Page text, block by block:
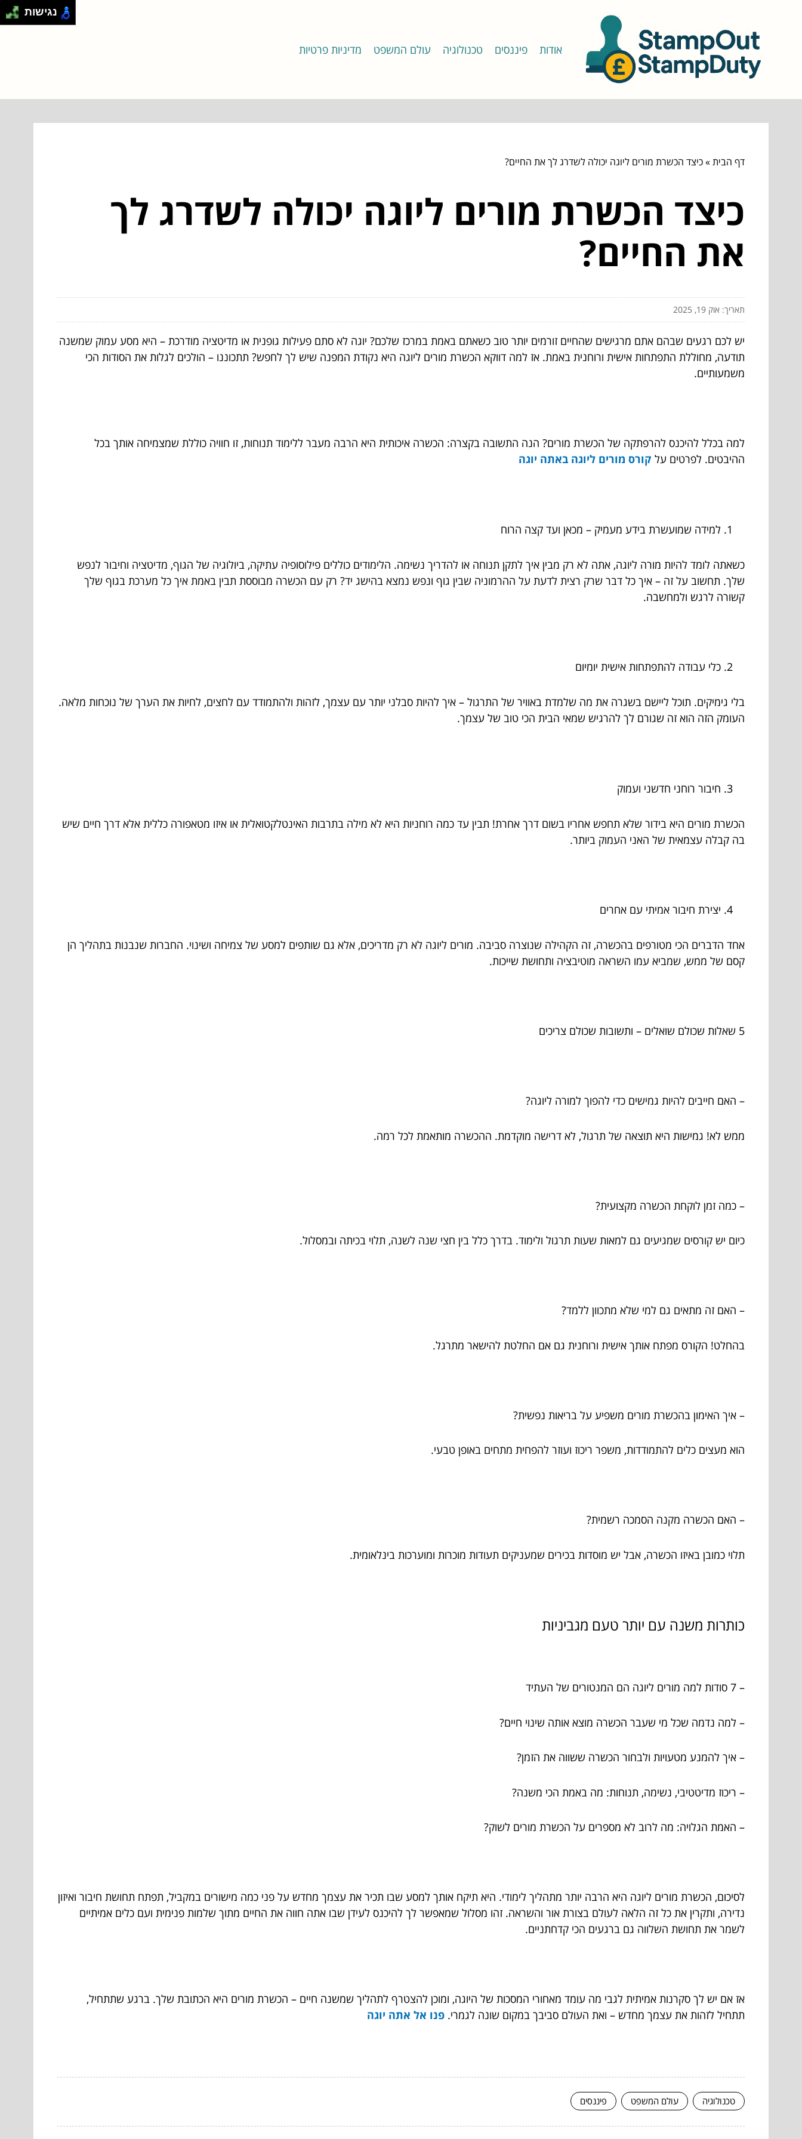
אודות פיננסים טכנולוגיה עולם המשפט מדיניות פרטיות
דף הבית»כיצד הכשרת מורים ליוגה יכולה לשדרג לך את החיים?
כיצד הכשרת מורים ליוגה יכולה לשדרג לך
את החיים?
תאריך: אוק 19, 2025
יש לכם רגעים שבהם אתם מרגישים שהחיים זורמים יותר טוב כשאתם באמת במרכז שלכם? יוגה לא סתם פעילות גופנית או מדיטציה מודרכת – היא מסע עמוק שמשנה
תודעה, מחוללת התפתחות אישית ורוחנית באמת. אז למה דווקא הכשרת מורים ליוגה היא נקודת המפנה שיש לך לחפש? תתכוננו – הולכים לגלות את הסודות הכי
משמעותיים.
למה בכלל להיכנס להרפתקה של הכשרת מורים? הנה התשובה בקצרה: הכשרה איכותית היא הרבה מעבר ללימוד תנוחות, זו חוויה כוללת שמצמיחה אותך בכל
ההיבטים. לפרטים על קורס מורים ליוגה באתה יוגה
למידה שמועשרת בידע מעמיק – מכאן ועד קצה הרוח
כשאתה לומד להיות מורה ליוגה, אתה לא רק מבין איך לתקן תנוחה או להדריך נשימה. הלימודים כוללים פילוסופיה עתיקה, ביולוגיה של הגוף, מדיטציה וחיבור לנפש
שלך. תחשוב על זה – איך כל דבר שרק רצית לדעת על ההרמוניה שבין גוף ונפש נמצא בהישג יד? רק עם הכשרה מבוססת תבין באמת איך כל מערכת בגוף שלך
קשורה לרגש ולמחשבה.
כלי עבודה להתפתחות אישית יומיום
בלי גימיקים. תוכל ליישם בשגרה את מה שלמדת באוויר של התרגול – איך להיות סבלני יותר עם עצמך, לזהות ולהתמודד עם לחצים, לחיות את הערך של נוכחות מלאה.
העומק הזה הוא זה שגורם לך להרגיש שמאי הבית הכי טוב של עצמך.
חיבור רוחני חדשני ועמוק
הכשרת מורים היא בידור שלא תחפש אחריו בשום דרך אחרת! תבין עד כמה רוחניות היא לא מילה בתרבות האינטלקטואלית או איזו מטאפורה כללית אלא דרך חיים שיש
בה קבלה עצמאית של האני העמוק ביותר.
יצירת חיבור אמיתי עם אחרים
אחד הדברים הכי מטורפים בהכשרה, זה הקהילה שנוצרה סביבה. מורים ליוגה לא רק מדריכים, אלא גם שותפים למסע של צמיחה ושינוי. החברות שנבנות בתהליך הן
קסם של ממש, שמביא עמו השראה מוטיבציה ותחושת שייכות.
5 שאלות שכולם שואלים – ותשובות שכולם צריכים
– האם חייבים להיות גמישים כדי להפוך למורה ליוגה?
ממש לא! גמישות היא תוצאה של תרגול, לא דרישה מוקדמת. ההכשרה מותאמת לכל רמה.
– כמה זמן לוקחת הכשרה מקצועית?
כיום יש קורסים שמגיעים גם למאות שעות תרגול ולימוד. בדרך כלל בין חצי שנה לשנה, תלוי בכיתה ובמסלול.
– האם זה מתאים גם למי שלא מתכוון ללמד?
בהחלט! הקורס מפתח אותך אישית ורוחנית גם אם החלטת להישאר מתרגל.
– איך האימון בהכשרת מורים משפיע על בריאות נפשית?
הוא מעצים כלים להתמודדות, משפר ריכוז ועוזר להפחית מתחים באופן טבעי.
– האם הכשרה מקנה הסמכה רשמית?
תלוי כמובן באיזו הכשרה, אבל יש מוסדות בכירים שמעניקים תעודות מוכרות ומוערכות בינלאומית.
כותרות משנה עם יותר טעם מגביניות
– 7 סודות למה מורים ליוגה הם המנטורים של העתיד
– למה נדמה שכל מי שעבר הכשרה מוצא אותה שינוי חיים?
– איך להמנע מטעויות ולבחור הכשרה ששווה את הזמן?
– ריכוז מדיטטיבי, נשימה, תנוחות: מה באמת הכי משנה?
– האמת הגלויה: מה לרוב לא מספרים על הכשרת מורים לשוק?
לסיכום, הכשרת מורים ליוגה היא הרבה יותר מתהליך לימודי. היא תיקח אותך למסע שבו תכיר את עצמך מחדש על פני כמה מישורים במקביל, תפתח תחושת חיבור ואיזון
נדירה, ותקרין את כל זה הלאה לעולם בצורת אור והשראה. זהו מסלול שמאפשר לך להיכנס לעידן שבו אתה חווה את החיים מתוך שלמות פנימית ועם כלים אמיתיים
לשמר את תחושת השלווה גם ברגעים הכי קדחתניים.
אז אם יש לך סקרנות אמיתית לגבי מה עומד מאחורי המסכות של היוגה, ומוכן להצטרף לתהליך שמשנה חיים – הכשרת מורים היא הכתובת שלך. ברגע שתתחיל,
תתחיל לזהות את עצמך מחדש – ואת העולם סביבך במקום שונה לגמרי. פנו אל אתה יוגה
טכנולוגיה עולם המשפט פיננסים
נגישות